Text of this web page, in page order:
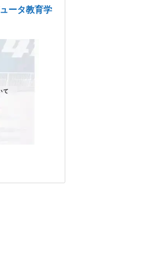
ータ教育学